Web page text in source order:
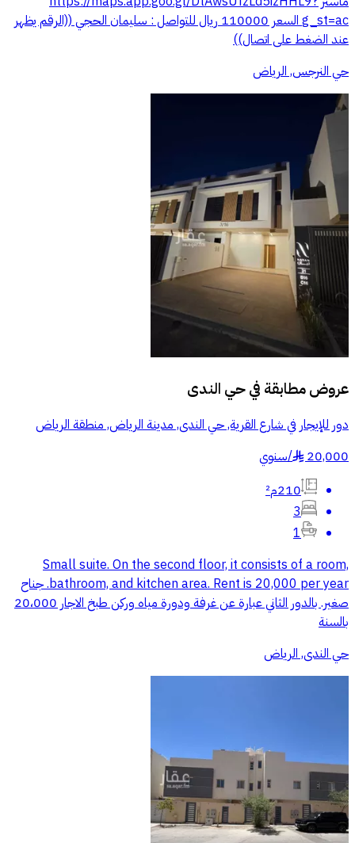
g_st=ac السعر 110000 ريال للتواصل : سليمان الحجي ((الرقم يظهر
عند الضغط على اتصال))
حي النرجس, الرياض
عروض مطابقة فيحي الندى
دور للإيجار في شارع القرية, حي الندى, مدينة الرياض, منطقة الرياض
20,000
§
/سنوي
210م²
3
1
Small suite. On the second floor, it consists of a room,
bathroom, and kitchen area. Rent is 20,000 per year. جناح
صغير. بالدور الثاني عبارة عن غرفة ودورة مياه وركن طبخ الاجار 20،000
بالسنة
حي الندى, الرياض